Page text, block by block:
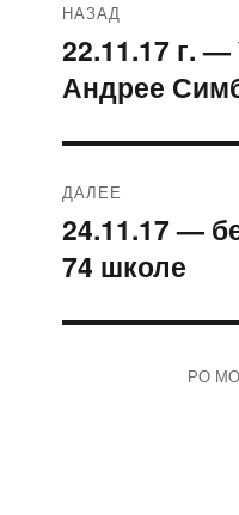
по
записям
НАЗАД
Предыдущая
запись:
22.11.17 г.
Андрее
ДАЛЕЕ
Следующая
запись:
24.11.17 —
74 школе
РО